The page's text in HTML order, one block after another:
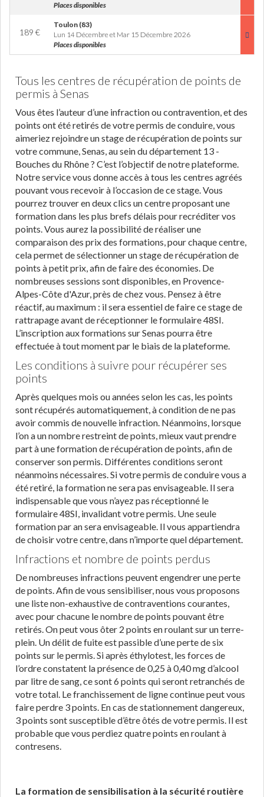
Places disponibles
189 €
Toulon (83)
Lun 14 Décembre et Mar 15 Décembre 2026
Places disponibles
Tous les centres de récupération de points de
permis à Senas
Vous êtes l’auteur d’une infraction ou contravention, et des
points ont été retirés de votre permis de conduire, vous
aimeriez rejoindre un stage de récupération de points sur
votre commune, Senas, au sein du département 13 -
Bouches du Rhône ? C’est l’objectif de notre plateforme.
Notre service vous donne accès à tous les centres agréés
pouvant vous recevoir à l’occasion de ce stage. Vous
pourrez trouver en deux clics un centre proposant une
formation dans les plus brefs délais pour recréditer vos
points. Vous aurez la possibilité de réaliser une
comparaison des prix des formations, pour chaque centre,
cela permet de sélectionner un stage de récupération de
points à petit prix, afin de faire des économies. De
nombreuses sessions sont disponibles, en Provence-
Alpes-Côte d'Azur, près de chez vous. Pensez à être
réactif, au maximum : il sera essentiel de faire ce stage de
rattrapage avant de réceptionner le formulaire 48SI.
L’inscription aux formations sur Senas pourra être
effectuée à tout moment par le biais de la plateforme.
Les conditions à suivre pour récupérer ses
points
Après quelques mois ou années selon les cas, les points
sont récupérés automatiquement, à condition de ne pas
avoir commis de nouvelle infraction. Néanmoins, lorsque
l’on a un nombre restreint de points, mieux vaut prendre
part à une formation de récupération de points, afin de
conserver son permis. Différentes conditions seront
néanmoins nécessaires. Si votre permis de conduire vous a
été retiré, la formation ne sera pas envisageable. Il sera
indispensable que vous n’ayez pas réceptionné le
formulaire 48SI, invalidant votre permis. Une seule
formation par an sera envisageable. Il vous appartiendra
de choisir votre centre, dans n’importe quel département.
Infractions et nombre de points perdus
De nombreuses infractions peuvent engendrer une perte
de points. Afin de vous sensibiliser, nous vous proposons
une liste non-exhaustive de contraventions courantes,
avec pour chacune le nombre de points pouvant être
retirés. On peut vous ôter 2 points en roulant sur un terre-
plein. Un délit de fuite est passible d’une perte de six
points sur le permis. Si après éthylotest, les forces de
l’ordre constatent la présence de 0,25 à 0,40 mg d’alcool
par litre de sang, ce sont 6 points qui seront retranchés de
votre total. Le franchissement de ligne continue peut vous
faire perdre 3 points. En cas de stationnement dangereux,
3 points sont susceptible d’être ôtés de votre permis. Il est
probable que vous perdiez quatre points en roulant à
contresens.
La formation de sensibilisation à la sécurité routière